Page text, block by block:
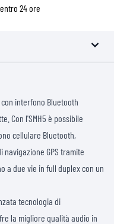
24 ore
interfono Bluetooth
Con l'SMH5 è possibile
cellulare Bluetooth,
GPS tramite
a due vie in full duplex con un
tecnologia di
la migliore qualità audio in